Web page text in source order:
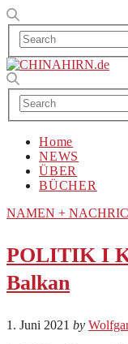
Home
NEWS
ÜBER
BÜCHER
NAMEN +
POLITIK I
Balkan
1. Juni 2021 by